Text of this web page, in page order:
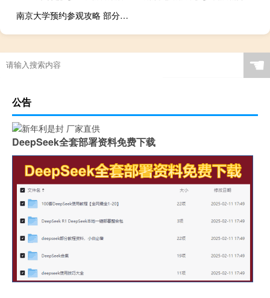
南京大学预约参观攻略 部分高校参观预约攻略
☚
公告
DeepSeek全套部署资料免费下载